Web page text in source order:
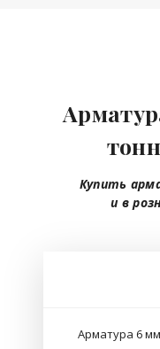
Купить
и в
Арматура 6 мм